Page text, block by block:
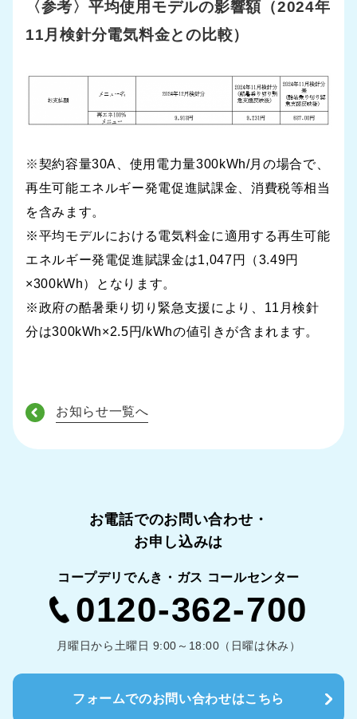
〈参考〉平均使用モデルの影響額（2024年
11月検針分電気料金との比較）
※契約容量30A、使用電力量300kWh/月の場合で、
再生可能エネルギー発電促進賦課金、消費税等相当
を含みます。
※平均モデルにおける電気料金に適用する再生可能
エネルギー発電促進賦課金は1,047円（3.49円
×300kWh）となります。
※政府の酷暑乗り切り緊急支援により、11月検針
分は300kWh×2.5円/kWhの値引きが含まれます。
お知らせ一覧へ
お電話でのお問い合わせ・
お申し込みは
コープデリでんき・ガス コールセンター
0120-362-700
月曜日から土曜日 9:00～18:00（日曜は休み）
フォームでのお問い合わせはこちら